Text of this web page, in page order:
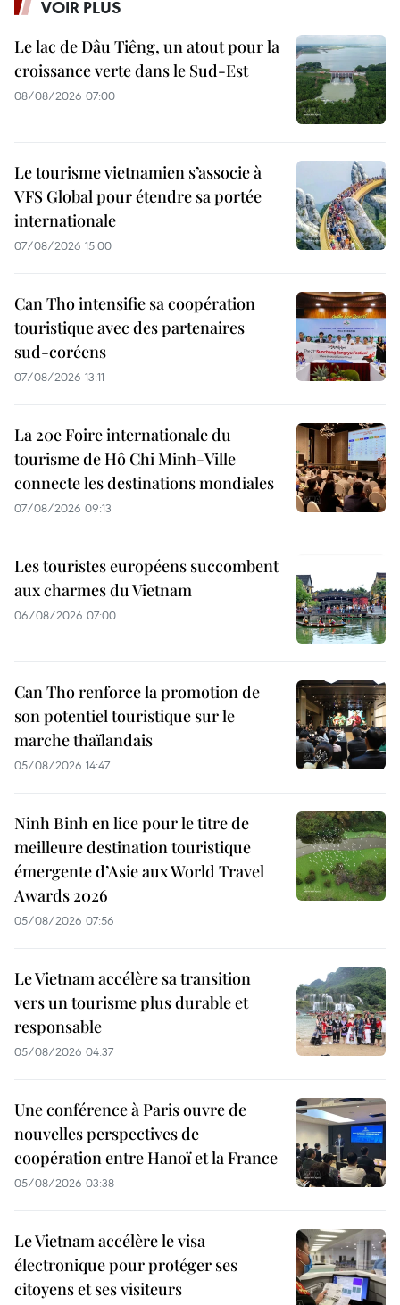
VOIR PLUS
Le lac de Dâu Tiêng, un atout pour la
croissance verte dans le Sud-Est
08/08/2026 07:00
Le tourisme vietnamien s’associe à
VFS Global pour étendre sa portée
internationale
07/08/2026 15:00
Can Tho intensifie sa coopération
touristique avec des partenaires
sud-coréens
07/08/2026 13:11
La 20e Foire internationale du
tourisme de Hô Chi Minh-Ville
connecte les destinations mondiales
07/08/2026 09:13
Les touristes européens succombent
aux charmes du Vietnam
06/08/2026 07:00
Can Tho renforce la promotion de
son potentiel touristique sur le
marche thaïlandais
05/08/2026 14:47
Ninh Binh en lice pour le titre de
meilleure destination touristique
émergente d’Asie aux World Travel
Awards 2026
05/08/2026 07:56
Le Vietnam accélère sa transition
vers un tourisme plus durable et
responsable
05/08/2026 04:37
Une conférence à Paris ouvre de
nouvelles perspectives de
coopération entre Hanoï et la France
05/08/2026 03:38
Le Vietnam accélère le visa
électronique pour protéger ses
citoyens et ses visiteurs